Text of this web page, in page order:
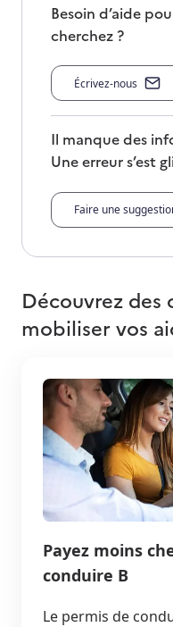
Besoin d’aide
cherchez ?
Écrivez-nous
Il manque des
Une erreur s’est
Faire une
Découvrez des
mobiliser vos
Payez moins
conduire B
Le permis de